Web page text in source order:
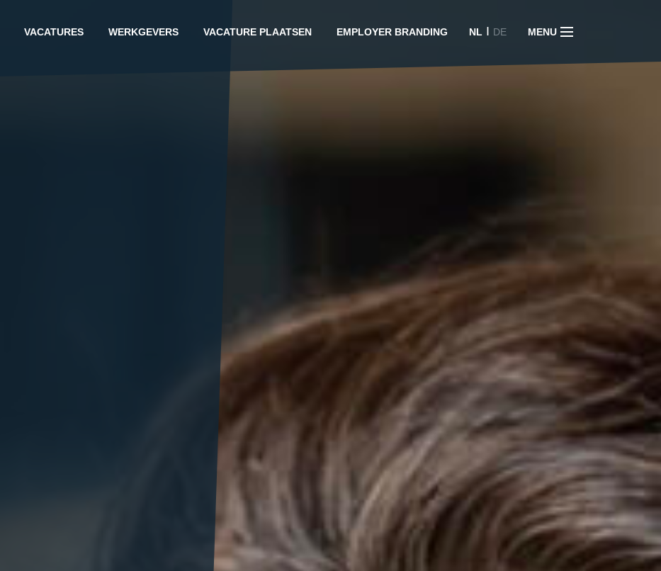
VACATURES WERKGEVERS VACATURE PLAATSEN EMPLOYER BRANDING NL I DE MENU